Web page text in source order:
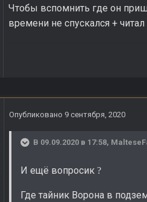
Чтобы вспомнить где он
времени не спускался +
Опубликовано 9 сентября, 2020
В 09.09.2020 в 17:58,
И ещё вопросик ?
Где тайник Ворона в